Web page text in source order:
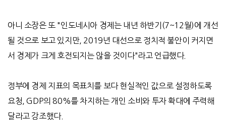
아니 소장은 또 "인도네시아 경제는 내년 하반기(7~12월)에 개선
될 것으로 보고 있지만, 2019년 대선으로 정치적 불안이 커지면
서 경제가 크게 호전되지는 않을 것이다"라고 언급했다.
정부에 경제 지표의 목표치를 보다 현실적인 값으로 설정하도록
요청, GDP의 80%를 차지하는 개인 소비와 투자 확대에 주력해
달라고 강조했다.